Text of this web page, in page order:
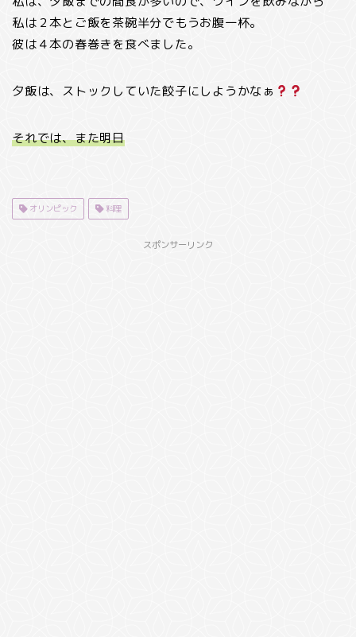
私は２本とご飯を茶碗半分でもうお腹一杯。
彼は４本の春巻きを食べました。
夕飯は、ストックしていた餃子にしようかなぁ
それでは、また明日
オリンピック 料理
スポンサーリンク